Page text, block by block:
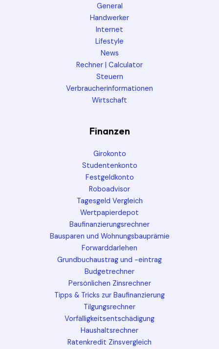
General
Handwerker
Internet
Lifestyle
News
Rechner | Calculator
Steuern
Verbraucherinformationen
Wirtschaft
Finanzen
Girokonto
Studentenkonto
Festgeldkonto
Roboadvisor
Tagesgeld Vergleich
Wertpapierdepot
Baufinanzierungsrechner
Bausparen und Wohnungsbauprämie
Forwarddarlehen
Grundbuchaustrag und -eintrag
Budgetrechner
Persönlichen Zinsrechner
Tipps & Tricks zur Baufinanzierung
Tilgungsrechner
Vorfälligkeitsentschädigung
Haushaltsrechner
Ratenkredit Zinsvergleich